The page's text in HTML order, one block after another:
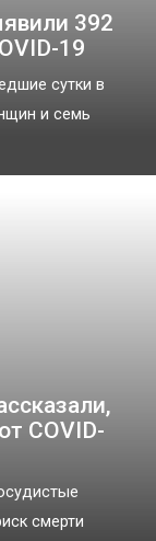
392
19
сутки в
и семь
COVID-
смерти